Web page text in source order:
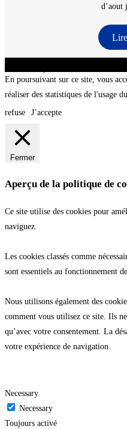
d’aout
En poursuivant sur ce site, vous
réaliser des statistiques de l'usage
refuse
J’accepte
Fermer
Aperçu de la politique de
Ce site utilise des cookies pour
naviguez.
Les cookies classés comme
sont essentiels au fonctionnement
Nous utilisons également des
comment vous utilisez ce site. Ils
qu’avec votre consentement. La
votre expérience de navigation.
Necessary
Necessary
Toujours activé